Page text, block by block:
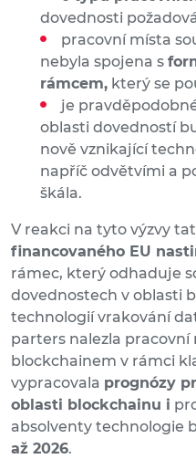
dovednosti
pracovní místa
nebyla spojena s
rámcem, který se
je
oblasti dovedností
nově vznikající
napříč odvětvími a
škála.
V reakci na tyto výzvy
financovaného EU
rámec, který odhaduje
dovednostech v oblasti
technologií vrakování
parters nalezla pracovní
blockchainem v rámci
vypracovala prognózy
oblasti blockchainu i
absolventy technologie
až 2026.